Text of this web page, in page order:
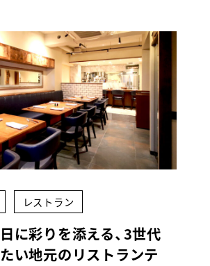
レストラン
に彩りを添える、3世代
い地元のリストランテ